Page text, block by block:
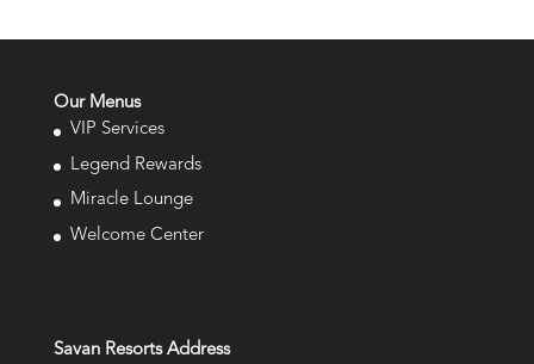
Our Menus
VIP Services
Legend Rewards
Miracle Lounge
Welcome Center
Savan Resorts Address